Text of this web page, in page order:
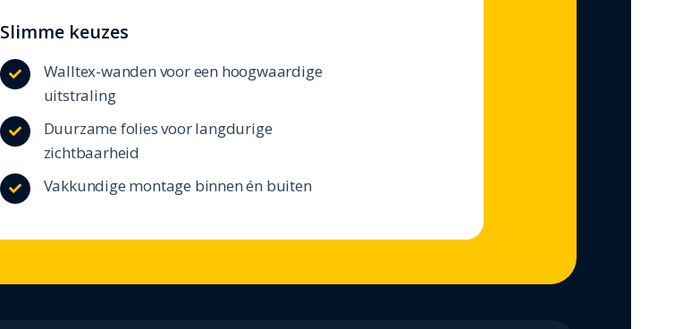
Slimme keuzes

Walltex-wanden voor een hoogwaardige
uitstraling

Duurzame folies voor langdurige
zichtbaarheid
 Vakkundige montage binnen én buiten